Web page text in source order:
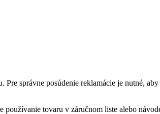
správne posúdenie reklamácie je nutné,
tovaru v záručnom liste alebo